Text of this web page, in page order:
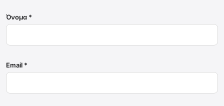
Όνομα *
Email *